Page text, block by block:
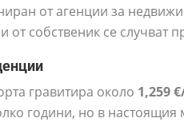
от агенции за
от собственик се случват
гравитира около 1,259
години, но в